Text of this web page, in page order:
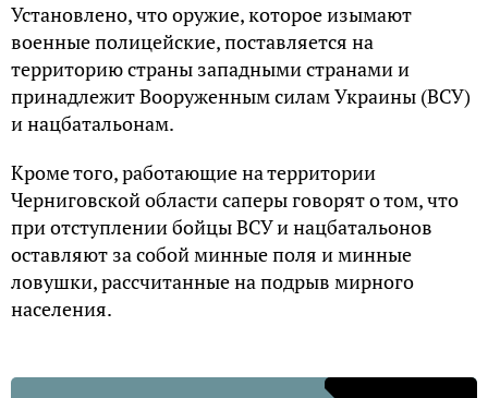
Установлено, что оружие, которое изымают
военные полицейские, поставляется на
территорию страны западными странами и
принадлежит Вооруженным силам Украины (ВСУ)
и нацбатальонам.
Кроме того, работающие на территории
Черниговской области саперы говорят о том, что
при отступлении бойцы ВСУ и нацбатальонов
оставляют за собой минные поля и минные
ловушки, рассчитанные на подрыв мирного
населения.